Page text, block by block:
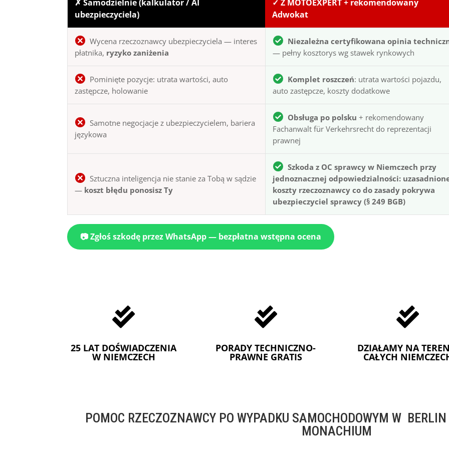
✗ Samodzielnie (kalkulator / AI
ubezpieczyciela)
✓ Z MOTOEXPERT + rekomendowany
Adwokat
Wycena rzeczoznawcy ubezpieczyciela — interes
płatnika, ryzyko zaniżenia
Niezależna certyfikowana opinia
— pełny kosztorys wg stawek rynkowych
Pominięte pozycje: utrata wartości, auto
zastępcze, holowanie
Komplet roszczeń: utrata wartości pojazdu,
auto zastępcze, koszty dodatkowe
Samotne negocjacje z ubezpieczycielem, bariera
językowa
Obsługa po polsku + rekomendowany
Fachanwalt für Verkehrsrecht do reprezentacji
prawnej
Sztuczna inteligencja nie stanie za Tobą w sądzie
— koszt błędu ponosisz Ty
Szkoda z OC sprawcy w Niemczech przy
jednoznacznej odpowiedzialności:
koszty rzeczoznawcy co do zasady pokrywa
ubezpieczyciel sprawcy (§ 249 BGB)
📷 Zgłoś szkodę przez WhatsApp — bezpłatna wstępna ocena

25 LAT DOŚWIADCZENIA
W NIEMCZECH

PORADY TECHNICZNO-
PRAWNE GRATIS

DZIAŁAMY NA
CAŁYCH
POMOC RZECZOZNAWCY PO WYPADKU SAMOCHODOWYM W
MONACHIUM